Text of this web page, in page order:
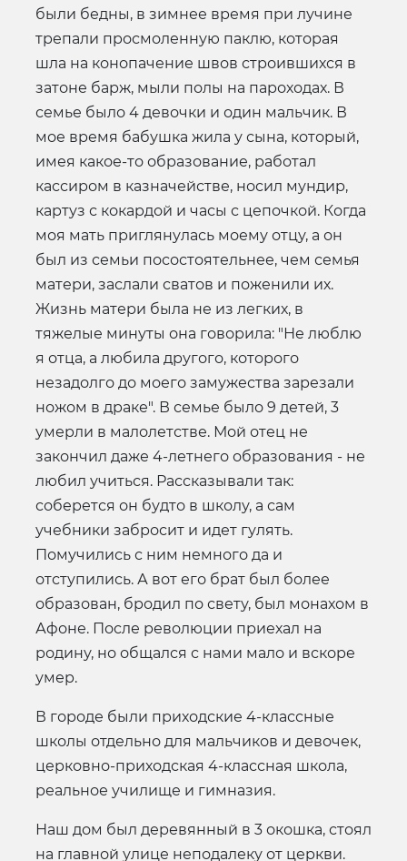
были бедны, в зимнее время при лучине
трепали просмоленную паклю, которая
шла на конопачение швов строившихся в
затоне барж, мыли полы на пароходах. В
семье было 4 девочки и один мальчик. В
мое время бабушка жила у сына, который,
имея какое-то образование, работал
кассиром в казначействе, носил мундир,
картуз с кокардой и часы с цепочкой. Когда
моя мать приглянулась моему отцу, а он
был из семьи посостоятельнее, чем семья
матери, заслали сватов и поженили их.
Жизнь матери была не из легких, в
тяжелые минуты она говорила: "Не люблю
я отца, а любила другого, которого
незадолго до моего замужества зарезали
ножом в драке". В семье было 9 детей, 3
умерли в малолетстве. Мой отец не
закончил даже 4-летнего образования - не
любил учиться. Рассказывали так:
соберется он будто в школу, а сам
учебники забросит и идет гулять.
Помучились с ним немного да и
отступились. А вот его брат был более
образован, бродил по свету, был монахом в
Афоне. После революции приехал на
родину, но общался с нами мало и вскоре
умер.
В городе были приходские 4-классные
школы отдельно для мальчиков и девочек,
церковно-приходская 4-классная школа,
реальное училище и гимназия.
Наш дом был деревянный в 3 окошка, стоял
на главной улице неподалеку от церкви.